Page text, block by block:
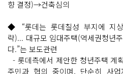
향 결정)→건축심의
◆ “롯데는 롯데칠성 부지에 지
략)... 대규모 임대주택(역세권청년
다.”는 보도관련
- 롯데측에서 제안한 청년주택 계
주민과 협의 중이며, 단순히 사